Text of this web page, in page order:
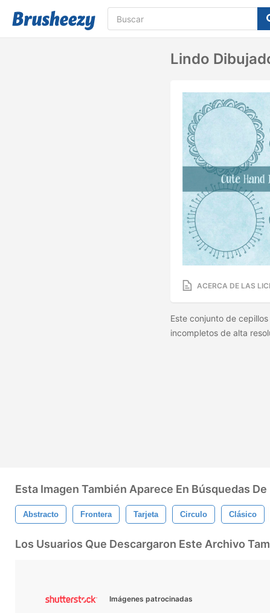
Lindo
ACERCA DE LAS
Este conjunto de
incompletos de alta
Esta Imagen También Aparece En Búsquedas De
Abstracto Frontera Tarjeta Circulo Clásico
Los Usuarios Que Descargaron Este Archivo
Imágenes patrocinadas